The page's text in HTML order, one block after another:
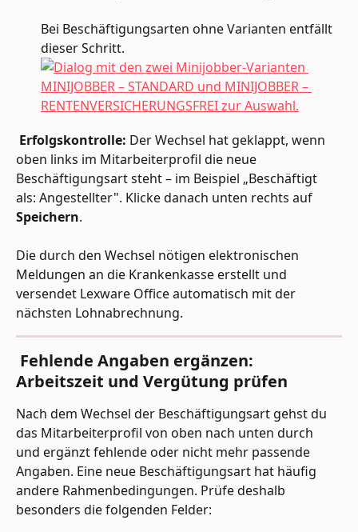
Bei Beschäftigungsarten ohne Varianten entfällt
dieser Schritt.
Erfolgskontrolle: Der Wechsel hat geklappt, wenn
oben links im Mitarbeiterprofil die neue
Beschäftigungsart steht – im Beispiel „Beschäftigt
als: Angestellter". Klicke danach unten rechts auf
Speichern.
Die durch den Wechsel nötigen elektronischen
Meldungen an die Krankenkasse erstellt und
versendet Lexware Office automatisch mit der
nächsten Lohnabrechnung.
Arbeitszeit und Vergütung prüfen
Nach dem Wechsel der Beschäftigungsart gehst du
das Mitarbeiterprofil von oben nach unten durch
und ergänzt fehlende oder nicht mehr passende
Angaben. Eine neue Beschäftigungsart hat häufig
andere Rahmenbedingungen. Prüfe deshalb
besonders die folgenden Felder: